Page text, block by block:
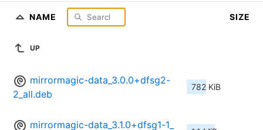
NAME SIZE
UP
mirrormagic-data_3.0.0+dfsg2-
2_all.deb
782 KiB
mirrormagic-data_3.1.0+dfsg1-1_